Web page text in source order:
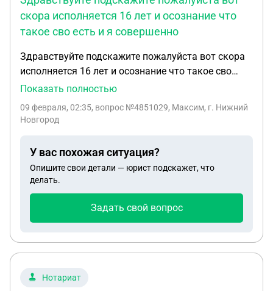
скора исполняется 16 лет и осознание что
такое сво есть и я совершенно
Здравствуйте подскажите пожалуйста вот скора
исполняется 16 лет и осознание что такое сво
есть и я совершенно в трезвым и психически
хочу пойти на сво подскажите пожалуйста много
заберут а где то пишут что без гражданства РФ не
берут так вот хотелось бы получить один ясный
ответ смогу ли я когда мне исполнится 16 лет
когда буду проходить медкомиссию сказать что
я хочу на сво и хочу заключить контракт возьмут
Показать полностью
09 февраля, 02:35, вопрос №4851029, Максим, г. Нижний
Новгород
У вас похожая ситуация?
Опишите свои детали — юрист подскажет, что
делать.
Задать свой вопрос
Нотариат